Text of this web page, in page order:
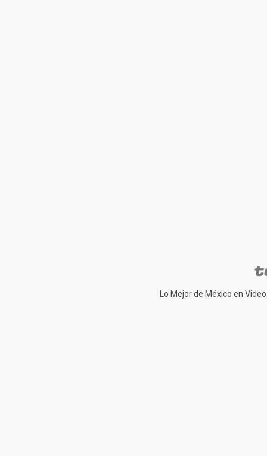
Lo Mejor de México en